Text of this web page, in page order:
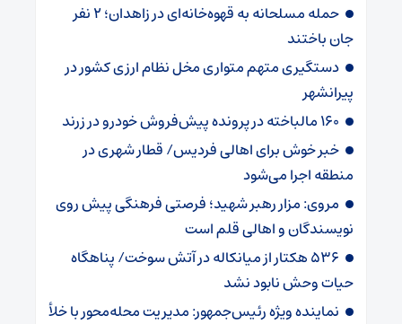
حمله مسلحانه به قهوه‌خانه‌ای در زاهدان؛ 2 نفر
جان باختند
دستگیری متهم متواری مخل نظام ارزی کشور در
پیرانشهر
160 مالباخته در پرونده پیش‌فروش خودرو در زرند
خبر خوش برای اهالی‌ ‌فردیس/ قطار شهری در
منطقه اجرا می‌شود
مروی: مزار رهبر شهید؛ فرصتی فرهنگی پیش روی
نویسندگان و اهالی قلم است
536 هکتار از میانکاله در آتش سوخت/ پناهگاه
حیات وحش نابود نشد
نماینده ویژه رئیس‌جمهور: مدیریت محله‌محور با خلأ